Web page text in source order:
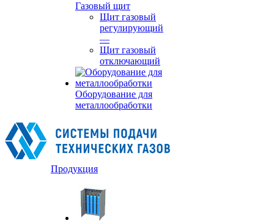
Газовый щит
Щит газовый
регулирующий
—
Щит газовый
отключающий
Оборудование для
металлообработки
Продукция